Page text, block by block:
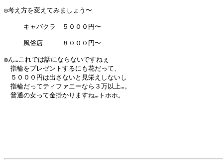
◎考え方を変えてみましょう〜
キャバクラ　５０００円〜
風俗店　　　８０００円〜
◎ん…これでは話にならないですねぇ
指輪をプレゼントするにも花だって、
５０００円は出さないと見栄えしないし
指輪だってティファニーなら３万以上…。
普通の女って金掛かりますね…トホホ。